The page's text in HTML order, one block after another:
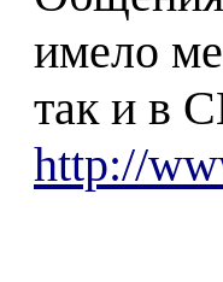
имело
так и в
http://